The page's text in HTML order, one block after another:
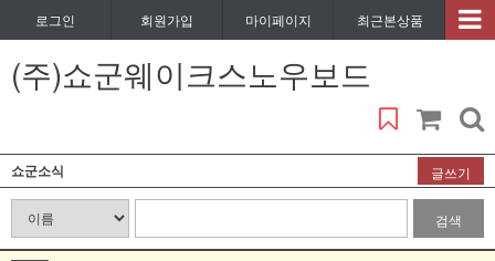
로그인 회원가입 마이페이지 최근본상품
(주)쇼군웨이크스노우보드
쇼군소식 글쓰기
검색